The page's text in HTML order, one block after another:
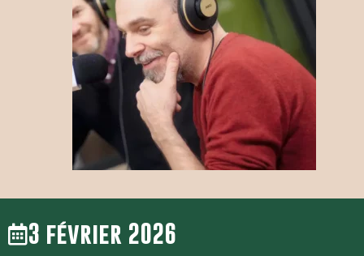
3 février 2026